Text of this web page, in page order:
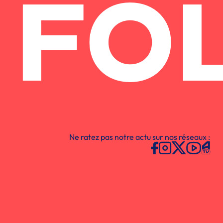
Ne ratez pas notre actu sur nos réseaux :